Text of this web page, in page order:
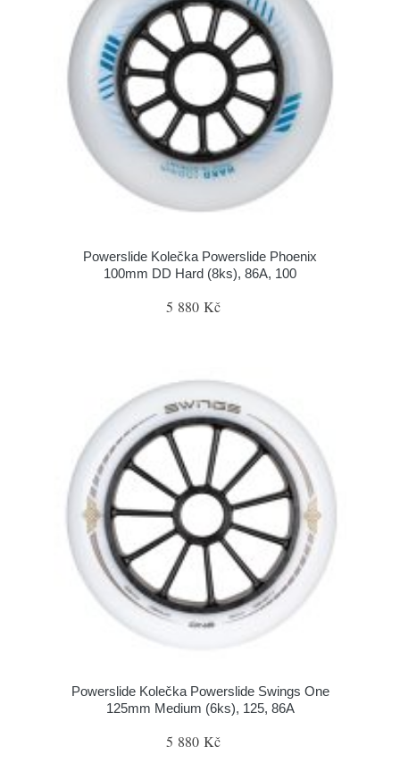
Powerslide Kolečka Powerslide Phoenix
100mm DD Hard (8ks), 86A, 100
5 880 Kč
Powerslide Kolečka Powerslide Swings One
125mm Medium (6ks), 125, 86A
5 880 Kč